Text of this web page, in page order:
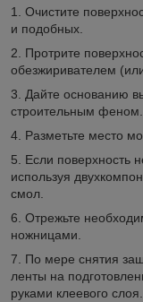
1. Очистите
и подобных.
2. Протрите
обезжиривателем
3. Дайте основанию
строительным феном.
4. Разметьте место
5. Если поверхность
используя
смол.
6. Отрежьте
ножницами.
7. По мере снятия
ленты на
руками клеевого